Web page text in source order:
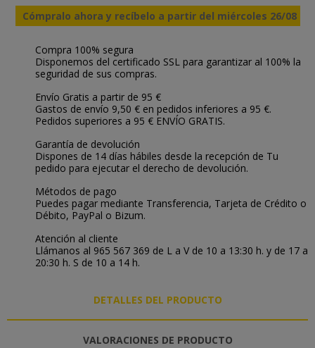
Cómpralo ahora y recíbelo a partir del miércoles 26/08
Compra 100% segura
Disponemos del certificado SSL para garantizar al 100% la
seguridad de sus compras.
Envío Gratis a partir de 95 €
Gastos de envío 9,50 € en pedidos inferiores a 95 €.
Pedidos superiores a 95 € ENVÍO GRATIS.
Garantía de devolución
Dispones de 14 días hábiles desde la recepción de Tu
pedido para ejecutar el derecho de devolución.
Métodos de pago
Puedes pagar mediante Transferencia, Tarjeta de Crédito o
Débito, PayPal o Bizum.
Atención al cliente
Llámanos al 965 567 369 de L a V de 10 a 13:30 h. y de 17 a
20:30 h. S de 10 a 14 h.
DETALLES DEL PRODUCTO
VALORACIONES DE PRODUCTO